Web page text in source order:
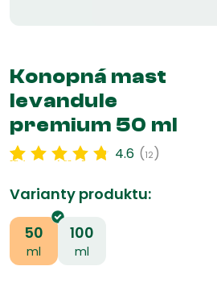
Konopná mast
levandule
premium 50 ml
Hodnoceno4.63 z 5 na
12
4.6 (12)
Varianty produktu:
50
ml
100
ml